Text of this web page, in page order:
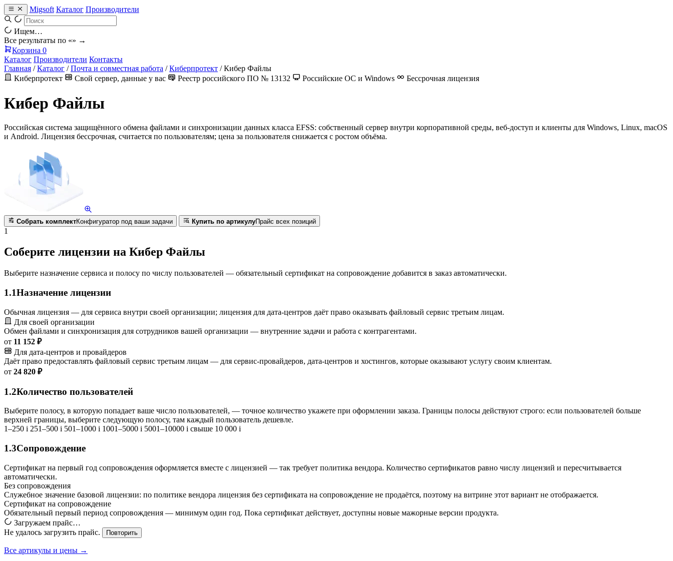
Migsoft Каталог Производители
Ищем…
Все результаты по «» →
Корзина 0
Каталог Производители Контакты
Главная / Каталог / Почта и совместная работа / Киберпротект / Кибер Файлы
Киберпротект
Свой сервер, данные у вас Реестр российского ПО № 13132 Российские ОС и Windows Бессрочная лицензия
Кибер Файлы
Российская система защищённого обмена файлами и синхронизации данных класса EFSS: собственный сервер внутри корпоративной среды, веб-доступ и клиенты для Windows, Linux, macOS
и Android. Лицензия бессрочная, считается по пользователям; цена за пользователя снижается с ростом объёма.
Собрать комплектКонфигуратор под ваши задачи Купить по артикулуПрайс всех позиций
1
Соберите лицензии на Кибер Файлы
Выберите назначение сервиса и полосу по числу пользователей — обязательный сертификат на сопровождение добавится в заказ автоматически.
1.1Назначение лицензии
Обычная лицензия — для сервиса внутри своей организации; лицензия для дата-центров даёт право оказывать файловый сервис третьим лицам.
Для своей организации
Обмен файлами и синхронизация для сотрудников вашей организации — внутренние задачи и работа с контрагентами.
от 11 152 ₽
Для дата-центров и провайдеров
Даёт право предоставлять файловый сервис третьим лицам — для сервис-провайдеров, дата-центров и хостингов, которые оказывают услугу своим клиентам.
от 24 820 ₽
1.2Количество пользователей
Выберите полосу, в которую попадает ваше число пользователей, — точное количество укажете при оформлении заказа. Границы полосы действуют строго: если пользователей больше
верхней границы, выберите следующую полосу, там каждый пользователь дешевле.
1–250 i 251–500 i 501–1000 i 1001–5000 i 5001–10000 i свыше 10 000 i
1.3Сопровождение
Сертификат на первый год сопровождения оформляется вместе с лицензией — так требует политика вендора. Количество сертификатов равно числу лицензий и пересчитывается
автоматически.
Без сопровождения
Служебное значение базовой лицензии: по политике вендора лицензия без сертификата на сопровождение не продаётся, поэтому на витрине этот вариант не отображается.
Сертификат на сопровождение
Обязательный первый период сопровождения — минимум один год. Пока сертификат действует, доступны новые мажорные версии продукта.
Загружаем прайс…
Не удалось загрузить прайс.
Повторить
Все артикулы и цены →